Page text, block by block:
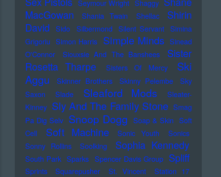
Seymour Wright Shaggy
MacGowan
Shania Twain Shellac
Shirin
David
Sido Silbermond Silent Servant Simina
Grigoriu Simon Harris Simple Minds Sinead
O'Connor
Siouxsie And The Banshees
Sister
Rosetta Tharpe
Sisters Of Mercy
Ski
Aggu
Skinner Brothers Skinny Pelembe
Sky
Saxon
Slade Sleaford Mods
Sleater-
Kinney Sly And The Family Stone Smag
Pa Dig Selv Snoop Dogg Soap & Skin Soft
Cell
Soft Machine Sonic Youth
Sonics
Sonny Rollins
Soolking Sophia Kennedy
South Park Sparks Spencer Davis Group Spliff
Sprints Squarepusher St. Vincent
Station 17